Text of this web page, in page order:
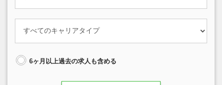
6ヶ月以上過去の求人も含める